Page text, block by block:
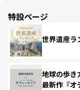
特設ページ
世界遺産ラ
地球の歩
最新作『オ